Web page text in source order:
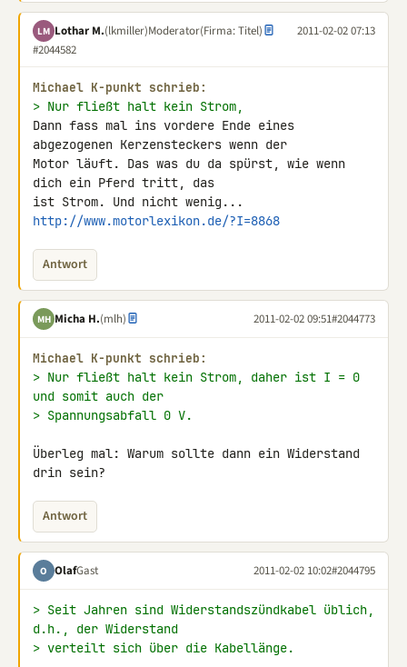
LM Lothar M.(lkmiller)Moderator(Firma: Titel)
2011-02-02 07:13
#2044582
Michael K-punkt schrieb:
> Nur fließt halt kein Strom,
Dann fass mal ins vordere Ende eines
abgezogenen Kerzensteckers wenn der
Motor läuft. Das was du da spürst, wie wenn
dich ein Pferd tritt, das
http://www.motorlexikon.de/?I=8868
Antwort
MH Micha H.(mlh) 2011-02-02 09:51#2044773
Michael K-punkt schrieb:
> Nur fließt halt kein Strom, daher ist I = 0
und somit auch der
> Spannungsabfall 0 V.
Überleg mal: Warum sollte dann ein Widerstand
drin sein?
Antwort
O OlafGast 2011-02-02 10:02#2044795
> Seit Jahren sind Widerstandszündkabel üblich,
d.h., der Widerstand
> verteilt sich über die Kabellänge.